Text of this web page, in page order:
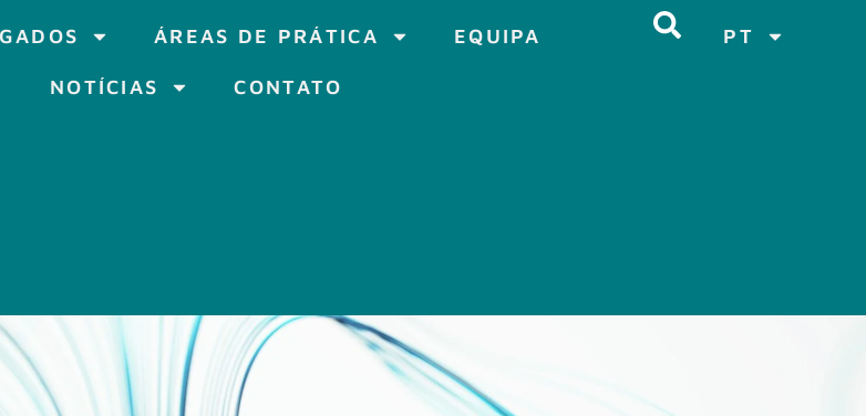
ÁREAS DE PRÁTICA EQUIPA
NOTÍCIAS CONTATO
PT